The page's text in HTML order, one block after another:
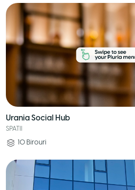
Urania Social Hub
SPATII
10 Birouri